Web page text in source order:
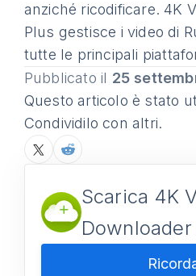
anziché ricodificare. 4K
Plus gestisce i video di
tutte le principali
Pubblicato il 25
Questo articolo è stato
Condividilo con altri.
Scarica 4K
Downloader